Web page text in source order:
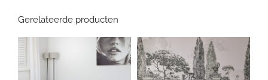
Gerelateerde producten